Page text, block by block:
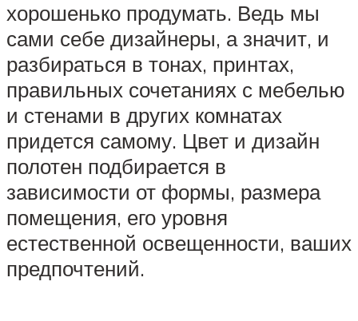
хорошенько продумать. Ведь мы
сами себе дизайнеры, а значит, и
разбираться в тонах, принтах,
правильных сочетаниях с мебелью
и стенами в других комнатах
придется самому. Цвет и дизайн
полотен подбирается в
зависимости от формы, размера
помещения, его уровня
естественной освещенности, ваших
предпочтений.